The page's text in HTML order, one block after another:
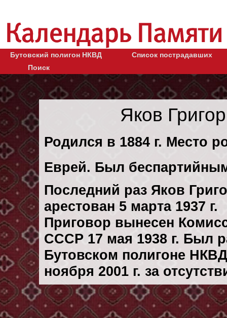
Бутовский полигон НКВД
Список пострадавших
Поиск
Яков
Родился в 1884 г. Место
Еврей. Был
Последний раз Яков
арестован 5 марта 1937 г.
Приговор вынесен
СССР 17 мая 1938 г. Был
Бутовском полигоне
ноября 2001 г. за